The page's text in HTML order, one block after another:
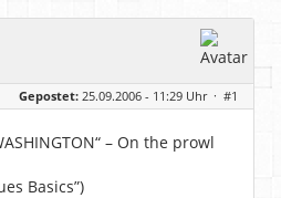
Gepostet: 25.09.2006 - 11:29 Uhr · #1
– On the prowl
Basics”)